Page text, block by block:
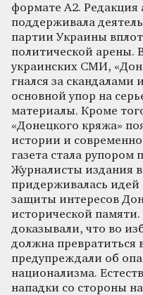
формате А2.
поддерживала
партии Украины
политической арены.
украинских СМИ,
гнался за
основной упор на
материалы. Кроме
«Донецкого кряжа»
истории и
газета стала рупором
Журналисты издания
придерживалась идей
защиты интересов
исторической
доказывали, что во
должна превратиться
предупреждали об
национализма.
нападки со стороны